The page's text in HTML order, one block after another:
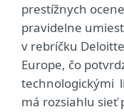
prestížnych
pravidelne
v rebríčku
Europe, čo
technologickými
má rozsiahlu sieť